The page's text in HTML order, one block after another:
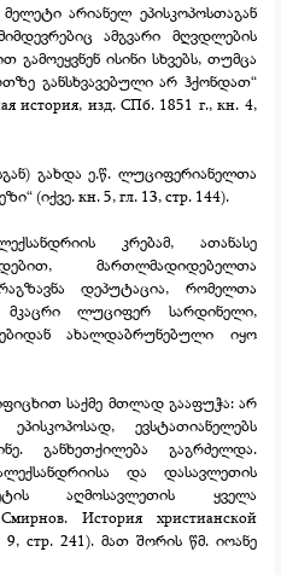
არიანელ ეპისკოპოსთაგან
ამგვარი მღვდლების
ისინი სხვებს, თუმცა
განსხვავებული არ ჰქონდათ“
история, изд. СПб. 1851 г., кн. 4,
გახდა ე.წ. ლუციფერიანელთა
(იქვე. кн. 5, гл. 13, стр. 144).
კრებამ, ათანასე
მართლმადიდებელთა
დეპუტაცია, რომელთა
ლუციფერ სარდინელი,
ახალდაბრუნებული იყო
საქმე მთლად გააფუჭა: არ
ევსტათიანელებს
განხეთქილება გაგრძელდა.
და დასავლეთის
აღმოსავლეთის ყველა
История христианской
стр. 241). მათ შორის წმ. იოანე